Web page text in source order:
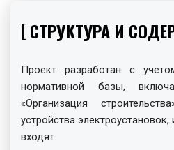
СТРУКТУРА И
Проект разработан с
нормативной базы,
«Организация
устройства
входят: